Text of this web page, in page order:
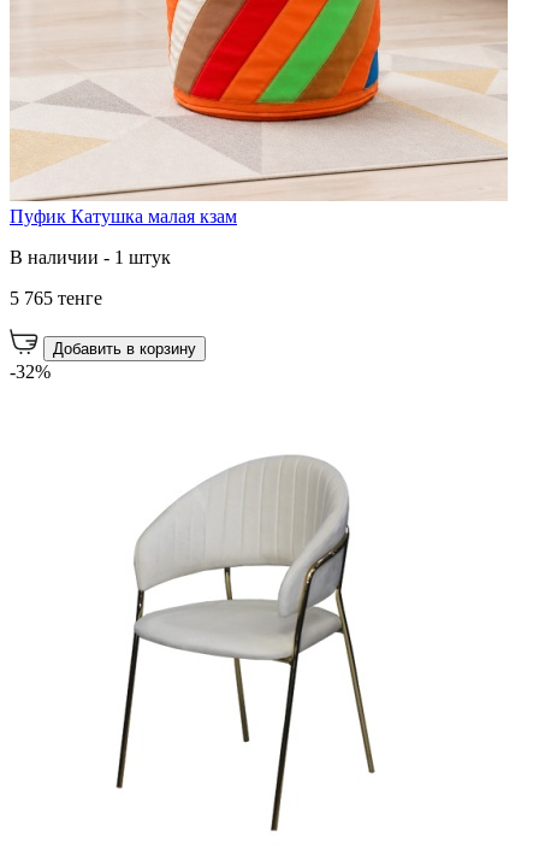
Пуфик Катушка малая кзам
В наличии - 1 штук
5 765 тенге
Добавить в корзину
-32%